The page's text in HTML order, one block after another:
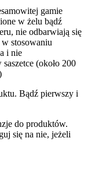
gamie
w żelu bądź
nie odbarwiają się
stosowaniu
i nie
(około 200
Bądź pierwszy i
do produktów.
się na nie, jeżeli